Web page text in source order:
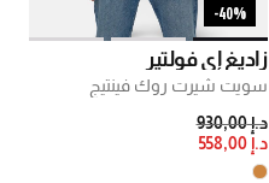
40%-
زاديغ إي فولتير
سويت شيرت روك فينتيج
PRICE REDUCED FROM
د.إ 930,00
TO
د.إ 558,00